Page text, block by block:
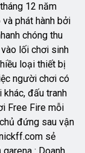
12 năm
phát hành bởi
chóng thu
lối chơi sinh
loại thiết bị
người chơi có
đấu tranh
Free Fire mỗi
đứng sau vận
sẻ